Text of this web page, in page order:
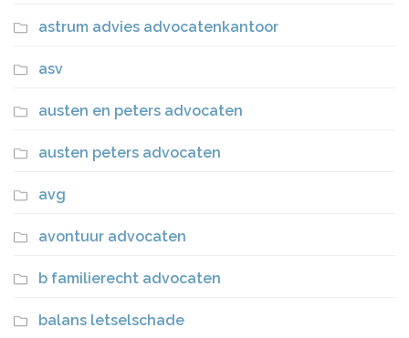
astrum advies advocatenkantoor
asv
austen en peters advocaten
austen peters advocaten
avg
avontuur advocaten
b familierecht advocaten
balans letselschade